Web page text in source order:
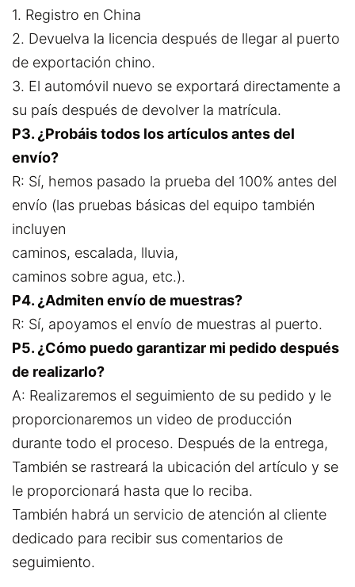
1. Registro en China
2. Devuelva la licencia después de llegar al puerto
de exportación chino.
3. El automóvil nuevo se exportará directamente a
su país después de devolver la matrícula.
P3. ¿Probáis todos los artículos antes del
envío?
R: Sí, hemos pasado la prueba del 100% antes del
envío (las pruebas básicas del equipo también
incluyen
caminos, escalada, lluvia,
caminos sobre agua, etc.).
P4. ¿Admiten envío de muestras?
R: Sí, apoyamos el envío de muestras al puerto.
P5. ¿Cómo puedo garantizar mi pedido después
de realizarlo?
A: Realizaremos el seguimiento de su pedido y le
proporcionaremos un video de producción
durante todo el proceso. Después de la entrega,
También se rastreará la ubicación del artículo y se
le proporcionará hasta que lo reciba.
También habrá un servicio de atención al cliente
dedicado para recibir sus comentarios de
seguimiento.